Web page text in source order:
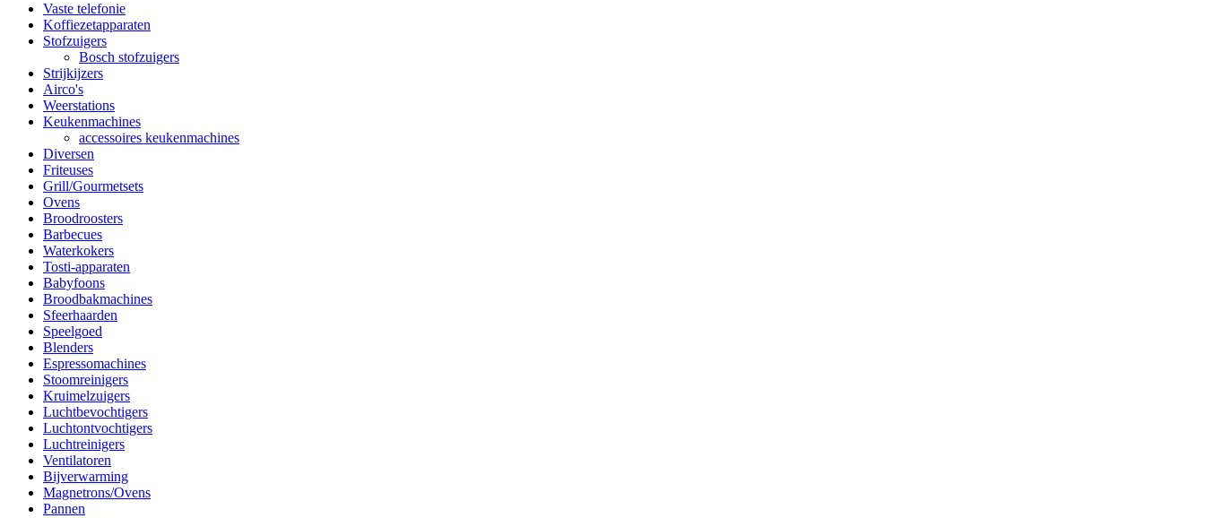
Vaste telefonie
Koffiezetapparaten
Stofzuigers
Bosch stofzuigers
Strijkijzers
Airco's
Weerstations
Keukenmachines
accessoires keukenmachines
Diversen
Friteuses
Grill/Gourmetsets
Ovens
Broodroosters
Barbecues
Waterkokers
Tosti-apparaten
Babyfoons
Broodbakmachines
Sfeerhaarden
Speelgoed
Blenders
Espressomachines
Stoomreinigers
Kruimelzuigers
Luchtbevochtigers
Luchtontvochtigers
Luchtreinigers
Ventilatoren
Bijverwarming
Magnetrons/Ovens
Pannen